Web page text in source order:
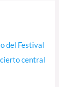
del Festival
central